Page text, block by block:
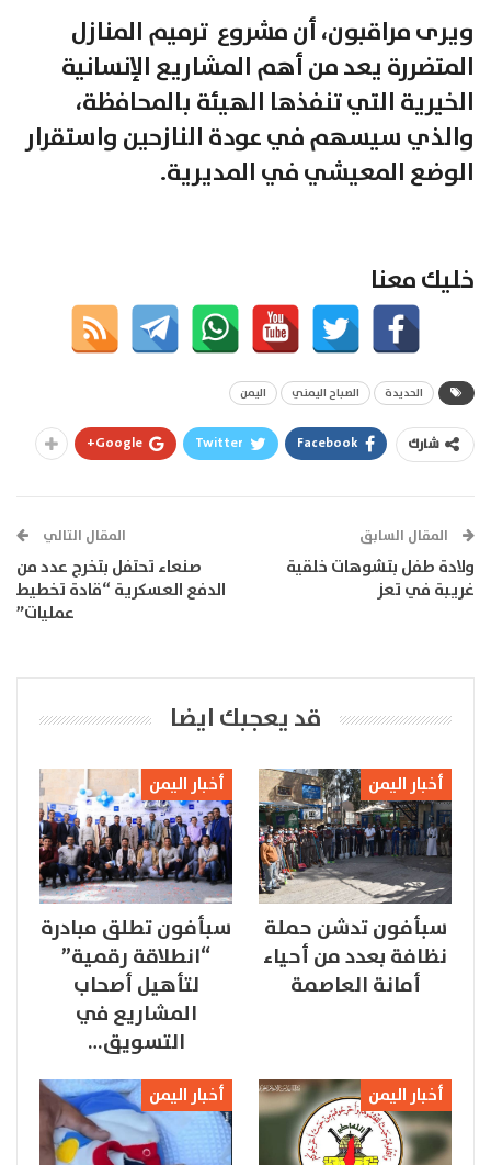
ويرى مراقبون، أن مشروع ترميم المنازل
المتضررة يعد من أهم المشاريع الإنسانية
الخيرية التي تنفذها الهيئة بالمحافظة،
والذي سيسهم في عودة النازحين واستقرار
الوضع المعيشي في المديرية.
خليك معنا
الحديدة الصباح اليمني اليمن
شارك Facebook
Twitter
Google+
المقال السابق
ولادة طفل بتشوهات خلقية
غريبة في تعز
المقال التالي
صنعاء تحتفل بتخرج عدد من
الدفع العسكرية “قادة تخطيط
عمليات”
قد يعجبك ايضا
أخبار اليمن
سبأفون تدشن حملة
نظافة بعدد من أحياء
أمانة العاصمة
أخبار اليمن
سبأفون تطلق مبادرة
“انطلاقة رقمية”
لتأهيل أصحاب
المشاريع في
التسويق…
أخبار اليمن أخبار اليمن